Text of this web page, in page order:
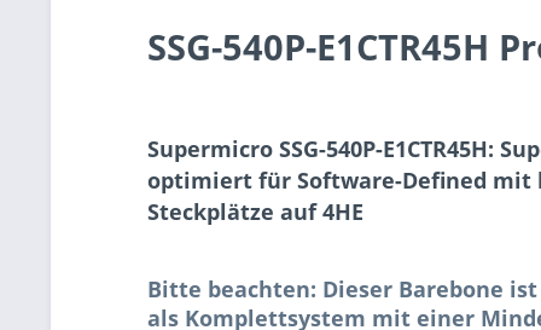
SSG-540P-
Supermicro SSG-540P-E1CTR45H:
optimiert für Software-Defined mit
Steckplätze auf 4HE
Bitte beachten: Dieser Barebone
als Komplettsystem mit einer